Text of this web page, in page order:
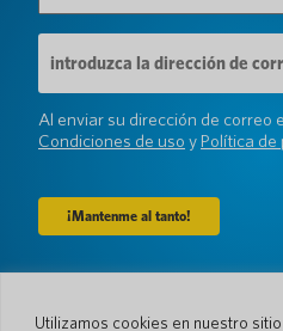
Utilizamos cookies en nuestro
Dirección
de
correo
electrónico
(Requerido)
Al enviar su dirección de correo
Condiciones de uso y Política de
Compañía